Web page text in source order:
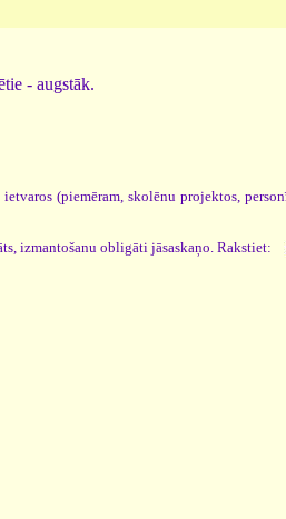
- augstāk.
(piemēram, skolēnu projektos,
izmantošanu obligāti jāsaskaņo. Rakstiet: